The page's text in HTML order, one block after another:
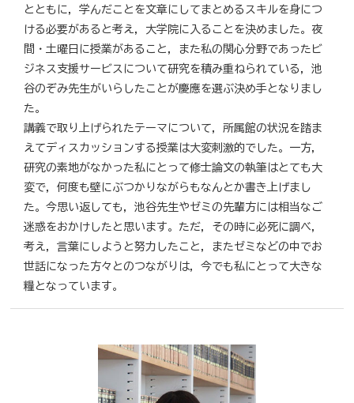
とともに，学んだことを文章にしてまとめるスキルを身につ
ける必要があると考え，大学院に入ることを決めました。夜
間・土曜日に授業があること，また私の関心分野であったビ
ジネス支援サービスについて研究を積み重ねられている，池
谷のぞみ先生がいらしたことが慶應を選ぶ決め手となりまし
た。
講義で取り上げられたテーマについて，所属館の状況を踏ま
えてディスカッションする授業は大変刺激的でした。一方，
研究の素地がなかった私にとって修士論文の執筆はとても大
変で，何度も壁にぶつかりながらもなんとか書き上げまし
た。今思い返しても，池谷先生やゼミの先輩方には相当なご
迷惑をおかけしたと思います。ただ，その時に必死に調べ，
考え，言葉にしようと努力したこと，またゼミなどの中でお
世話になった方々とのつながりは，今でも私にとって大きな
糧となっています。